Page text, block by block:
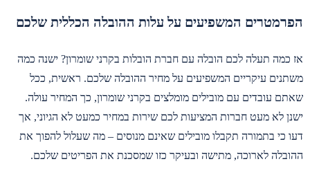
הפרמטרים המשפיעים על עלות ההובלה הכללית שלכם
אז כמה תעלה לכם הובלה עם חברת הובלות בקרני שומרון? ישנה כמה
משתנים עיקריים המשפיעים על מחיר ההובלה שלכם. ראשית, ככל
שאתם עובדים עם מובילים מומלצים בקרני שומרון, כך המחיר עולה.
ישנן לא מעט חברות המציעות לכם שירות במחיר כמעט לא הגיוני, אך
דעו כי בתמורה תקבלו מובילים שאינם מנוסים – מה שעלול להפוך את
ההובלה לארוכה, מתישה ובעיקר כזו שמסכנת את הפריטים שלכם.